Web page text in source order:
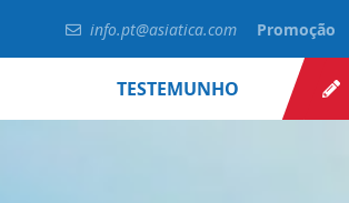
info.pt@asiatica.com Promoção
TESTEMUNHO